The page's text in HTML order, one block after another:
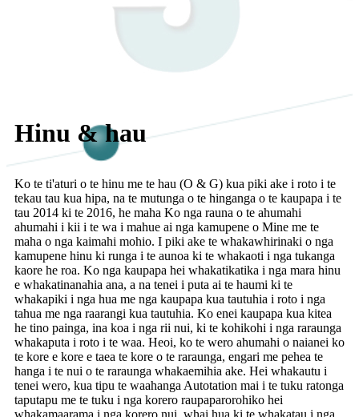
Hinu & hau
Ko te ti'aturi o te hinu me te hau (O & G) kua piki ake i roto i te
tekau tau kua hipa, na te mutunga o te hinganga o te kaupapa i te
tau 2014 ki te 2016, he maha Ko nga rauna o te ahumahi
ahumahi i kii i te wa i mahue ai nga kamupene o Mine me te
maha o nga kaimahi mohio. I piki ake te whakawhirinaki o nga
kamupene hinu ki runga i te aunoa ki te whakaoti i nga tukanga
kaore he roa. Ko nga kaupapa hei whakatikatika i nga mara hinu
e whakatinanahia ana, a na tenei i puta ai te haumi ki te
whakapiki i nga hua me nga kaupapa kua tautuhia i roto i nga
tahua me nga raarangi kua tautuhia. Ko enei kaupapa kua kitea
he tino painga, ina koa i nga rii nui, ki te kohikohi i nga raraunga
whakaputa i roto i te waa. Heoi, ko te wero ahumahi o naianei ko
te kore e kore e taea te kore o te raraunga, engari me pehea te
hanga i te nui o te raraunga whakaemihia ake. Hei whakautu i
tenei wero, kua tipu te waahanga Autotation mai i te tuku ratonga
taputapu me te tuku i nga korero raupaparorohiko hei
whakamaarama i nga korero nui, whai hua ki te whakatau i nga